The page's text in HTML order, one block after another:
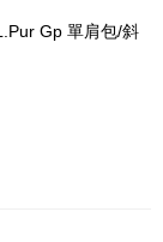
Gp 單肩包/斜